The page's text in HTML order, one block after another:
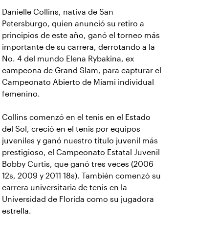
Danielle Collins, nativa de San
Petersburgo, quien anunció su retiro a
principios de este año, ganó el torneo más
importante de su carrera, derrotando a la
No. 4 del mundo Elena Rybakina, ex
campeona de Grand Slam, para capturar el
Campeonato Abierto de Miami individual
femenino.
Collins comenzó en el tenis en el Estado
del Sol, creció en el tenis por equipos
juveniles y ganó nuestro título juvenil más
prestigioso, el Campeonato Estatal Juvenil
Bobby Curtis, que ganó tres veces (2006
12s, 2009 y 2011 18s). También comenzó su
carrera universitaria de tenis en la
Universidad de Florida como su jugadora
estrella.